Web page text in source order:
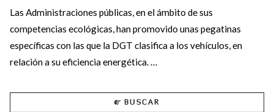
Las Administraciones públicas, en el ámbito de sus
competencias ecológicas, han promovido unas pegatinas
específicas con las que la DGT clasifica a los vehículos, en
relación a su eficiencia energética. …
BUSCAR